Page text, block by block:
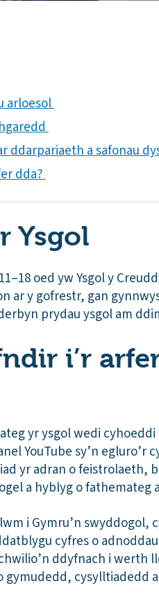
arloesol
ddarpariaeth a safonau
dda?
Ysgol
oed yw Ysgol y
ar y gofrestr, gan
prydau ysgol am
i’r
yr ysgol wedi
YouTube sy’n egluro’r
yr adran o feistrolaeth,
a hyblyg o fathemateg
i Gymru’n swyddogol,
cyfres o
ddyfnach i
gymudedd, cysylltiadedd